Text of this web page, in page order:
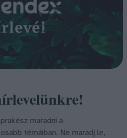
maradni a
témáiban. Ne maradj le,